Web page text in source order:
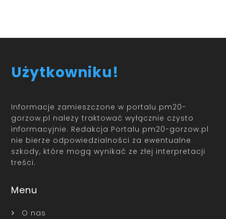
Użytkowniku!
Informacje zamieszczone w portalu pm20-
gorzow.pl należy traktować wyłącznie czysto
informacyjnie. Redakcja Portalu pm20-gorzow.pl
nie bierze odpowiedzialności za ewentualne
szkody, które mogą wynikać ze złej interpretacji
treści.
Menu
O nas